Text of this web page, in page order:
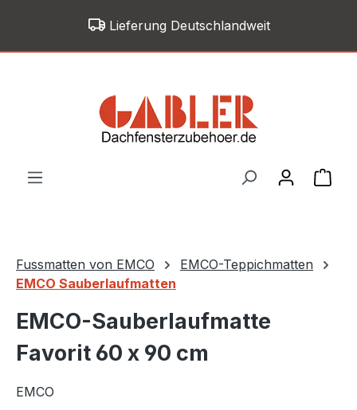
Zum Hauptinhalt springenLieferung Deutschlandweit
Fussmatten von EMCO
EMCO-Teppichmatten
EMCO Sauberlaufmatten
EMCO-Sauberlaufmatte
Favorit 60 x 90 cm
EMCO